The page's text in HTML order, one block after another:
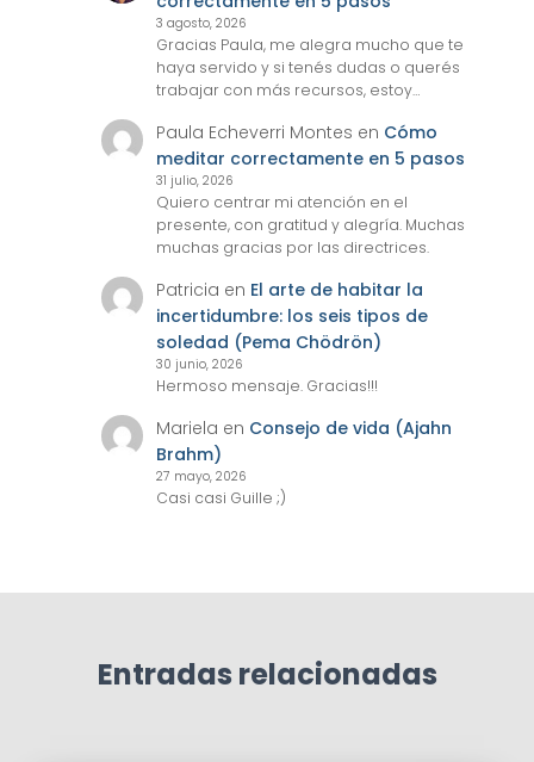
3 agosto, 2026
Gracias Paula, me alegra mucho que te
haya servido y si tenés dudas o querés
trabajar con más recursos, estoy…
Paula Echeverri Montes en Cómo
meditar correctamente en 5 pasos
31 julio, 2026
Quiero centrar mi atención en el
presente, con gratitud y alegría. Muchas
muchas gracias por las directrices.
Patricia en El arte de habitar la
incertidumbre: los seis tipos de
soledad (Pema Chödrön)
30 junio, 2026
Hermoso mensaje. Gracias!!!
Mariela en Consejo de vida (Ajahn
Brahm)
27 mayo, 2026
Casi casi Guille ;)
Entradas relacionadas